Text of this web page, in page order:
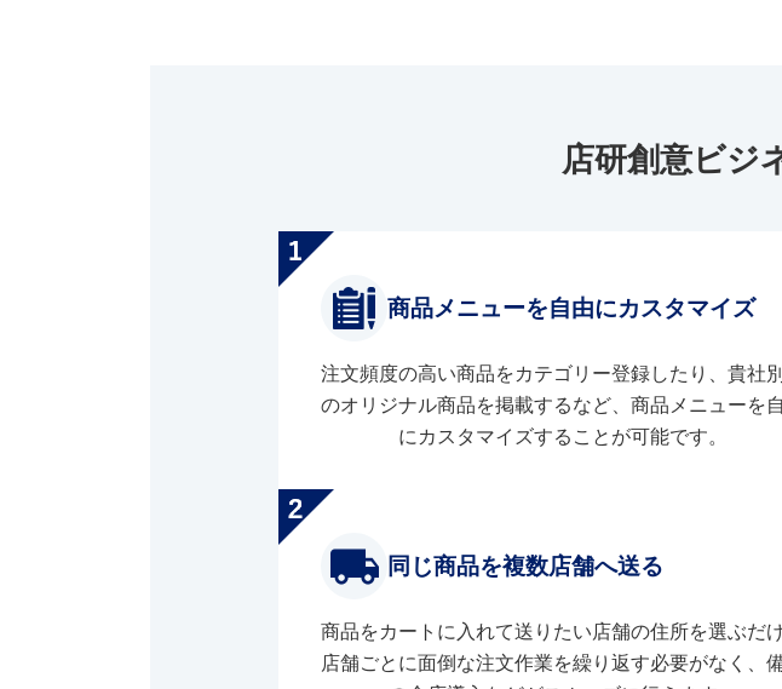
店研創意ビジ
商品メニューを自由にカスタマイズ
注文頻度の高い商品をカテゴリー登録したり、貴社
のオリジナル商品を掲載するなど、商品メニューを
にカスタマイズすることが可能です。
同じ商品を複数店舗へ送る
商品をカートに入れて送りたい店舗の住所を選ぶだけ
店舗ごとに面倒な注文作業を繰り返す必要がなく、